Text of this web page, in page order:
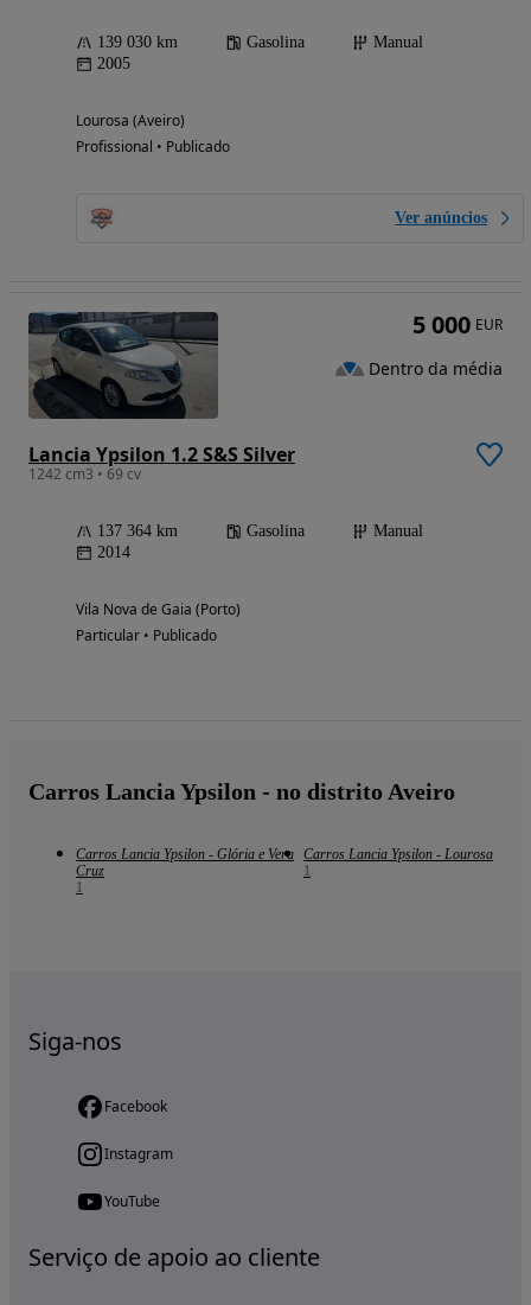
139 030 km Gasolina
Manual
2005
Lourosa (Aveiro)
Profissional • Publicado
Ver anúncios
Lancia Ypsilon 1.2 S&S Silver
1242 cm3 • 69 cv
137 364 km Gasolina
Manual
2014
Vila Nova de Gaia (Porto)
Particular • Publicado
5 000 EUR
Dentro da média
Carros Lancia Ypsilon - no distrito Aveiro
Carros Lancia Ypsilon - Glória e Vera
Cruz
1
Carros Lancia Ypsilon - Lourosa
1
Siga-nos
Facebook
Instagram
YouTube
Serviço de apoio ao cliente